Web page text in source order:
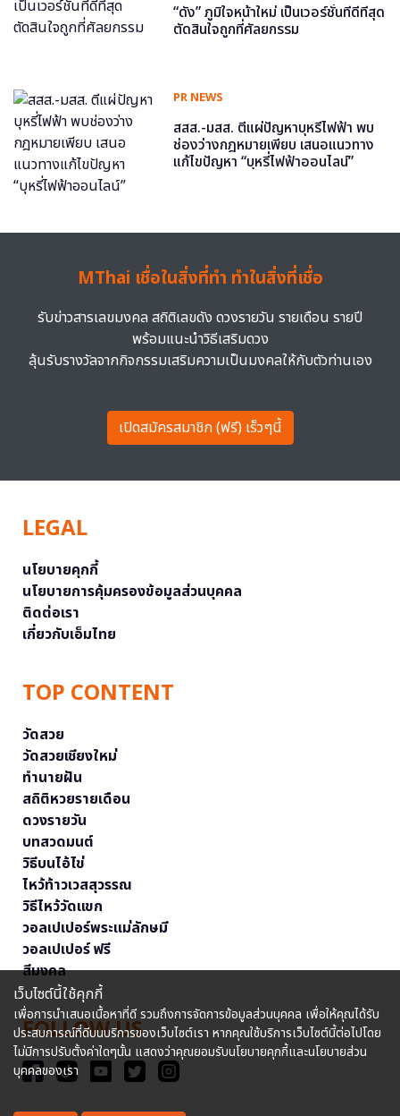
“ดัง” ภูมิใจหน้าใหม่ เป็นเวอร์ชั่นที่ดีที่สุด
ตัดสินใจถูกที่ศัลยกรรม
PR NEWS
สสส.-มสส. ตีแผ่ปัญหาบุหรี่ไฟฟ้า พบ
ช่องว่างกฎหมายเพียบ เสนอแนวทาง
แก้ไขปัญหา “บุหรี่ไฟฟ้าออนไลน์”
MThai เชื่อในสิ่งที่ทำ ทำในสิ่งที่เชื่อ
รับข่าวสารเลขมงคล สถิติเลขดัง ดวงรายวัน รายเดือน รายปี
พร้อมแนะนำวิธีเสริมดวง
ลุ้นรับรางวัลจากกิจกรรมเสริมความเป็นมงคลให้กับตัวท่านเอง
เปิดสมัครสมาชิก (ฟรี) เร็วๆนี้
LEGAL
นโยบายคุกกี้
นโยบายการคุ้มครองข้อมูลส่วนบุคคล
ติดต่อเรา
เกี่ยวกับเอ็มไทย
TOP CONTENT
วัดสวย
วัดสวยเชียงใหม่
ทำนายฝัน
สถิติหวยรายเดือน
ดวงรายวัน
บทสวดมนต์
วิธีบนไอ้ไข่
ไหว้ท้าวเวสสุวรรณ
วิธีไหว้วัดแขก
วอลเปเปอร์พระแม่ลักษมี
วอลเปเปอร์ ฟรี
สีมงคล
FOLLOW US
เว็บไซต์นี้ใช้คุกกี้
เพื่อการนำเสนอเนื้อหาที่ดี รวมถึงการจัดการข้อมูลส่วนบุคคล เพื่อให้คุณได้รับ
ประสบการณ์ที่ดีบนบริการของเว็บไซต์เรา หากคุณใช้บริการเว็บไซต์นี้ต่อไปโดย
ไม่มีการปรับตั้งค่าใดๆนั้น แสดงว่าคุณยอมรับนโยบายคุกกี้และนโยบายส่วน
บุคคลของเรา